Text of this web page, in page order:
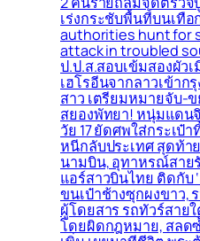
เร่งกระชับพื้่นที่บนเทือ
authorities hunt for
attack in troubled
ป.ป.ส.สอบเข้มสองผัว
เฮโรอีนจากลาวเข้าก
สาว เตรียมหมายจับ-
สยองพัทยา! หนุ่มแดน
วัย 17 ยัดศพใส่กระเป๋
หนีกลับประเทศ สุดท้า
นามบิน, อุทาหรณ์สาย
แอร์สาวบินไทย ติดกับ
ขนเป๋าช้างซุกผงขาว,
ผู้โดยสาร รถทัวร์สาย
โดยผิดกฎหมาย, สลด